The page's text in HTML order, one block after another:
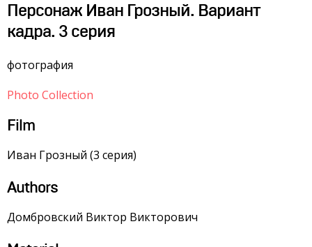
Персонаж Иван Грозный. Вариант
кадра. 3 серия
фотография
Photo Collection
Film
Иван Грозный (3 серия)
Authors
Домбровский Виктор Викторович